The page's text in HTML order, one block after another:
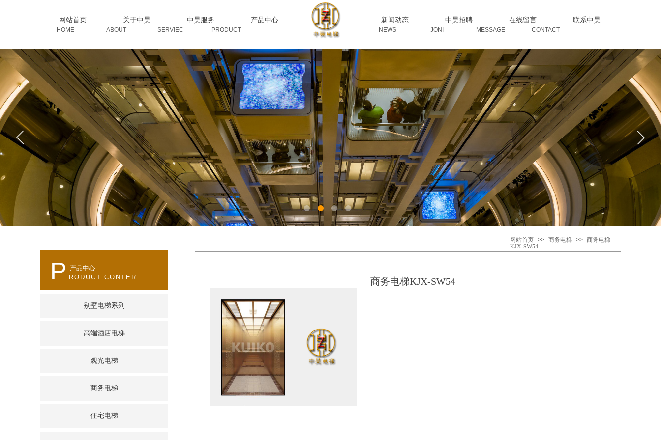
网站首页 关于中昊 中昊服务 产品中心 新闻动态 中昊招聘 在线留言 联系中昊
HOME ABOUT SERVIEC PRODUCT NEWS JONI MESSAGE CONTACT
网站首页 >> 商务电梯 >> 商务电梯
KJX-SW54
P RODUCT CONTER
产品中心
商务电梯KJX-SW54
别墅电梯系列
高端酒店电梯
观光电梯
商务电梯
住宅电梯